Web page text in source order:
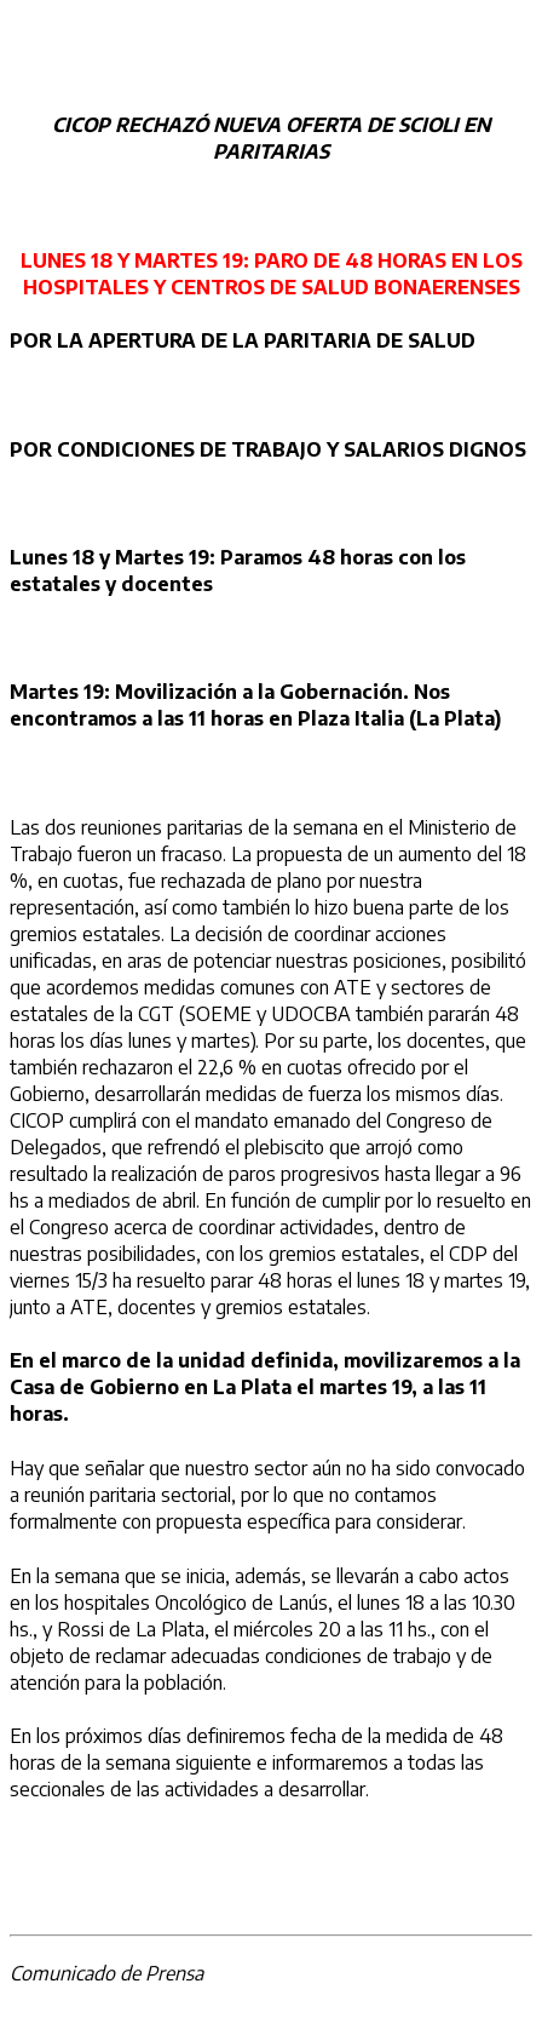
CICOP RECHAZÓ NUEVA OFERTA DE SCIOLI EN
PARITARIAS
LUNES 18 Y MARTES 19: PARO DE 48 HORAS EN LOS
HOSPITALES Y CENTROS DE SALUD BONAERENSES
POR LA APERTURA DE LA PARITARIA DE SALUD
POR CONDICIONES DE TRABAJO Y SALARIOS DIGNOS
Lunes 18 y Martes 19: Paramos 48 horas con los
estatales y docentes
Martes 19: Movilización a la Gobernación. Nos
encontramos a las 11 horas en Plaza Italia (La Plata)
Las dos reuniones paritarias de la semana en el Ministerio de
Trabajo fueron un fracaso. La propuesta de un aumento del 18
%, en cuotas, fue rechazada de plano por nuestra
representación, así como también lo hizo buena parte de los
gremios estatales. La decisión de coordinar acciones
unificadas, en aras de potenciar nuestras posiciones, posibilitó
que acordemos medidas comunes con ATE y sectores de
estatales de la CGT (SOEME y UDOCBA también pararán 48
horas los días lunes y martes). Por su parte, los docentes, que
también rechazaron el 22,6 % en cuotas ofrecido por el
Gobierno, desarrollarán medidas de fuerza los mismos días.
CICOP cumplirá con el mandato emanado del Congreso de
Delegados, que refrendó el plebiscito que arrojó como
resultado la realización de paros progresivos hasta llegar a 96
hs a mediados de abril. En función de cumplir por lo resuelto en
el Congreso acerca de coordinar actividades, dentro de
nuestras posibilidades, con los gremios estatales, el CDP del
viernes 15/3 ha resuelto parar 48 horas el lunes 18 y martes 19,
junto a ATE, docentes y gremios estatales.
En el marco de la unidad definida, movilizaremos a la
Casa de Gobierno en La Plata el martes 19, a las 11
horas.
Hay que señalar que nuestro sector aún no ha sido convocado
a reunión paritaria sectorial, por lo que no contamos
formalmente con propuesta específica para considerar.
En la semana que se inicia, además, se llevarán a cabo actos
en los hospitales Oncológico de Lanús, el lunes 18 a las 10.30
hs., y Rossi de La Plata, el miércoles 20 a las 11 hs., con el
objeto de reclamar adecuadas condiciones de trabajo y de
atención para la población.
En los próximos días definiremos fecha de la medida de 48
horas de la semana siguiente e informaremos a todas las
seccionales de las actividades a desarrollar.
Comunicado de Prensa